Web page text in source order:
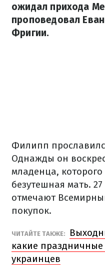
ожидал прихода
проповедовал
Фригии.
Филипп
Однажды он
младенца,
безутешная мать.
отмечают
покупок.
ЧИТАЙТЕ ТАКЖЕ:
какие
украинцев